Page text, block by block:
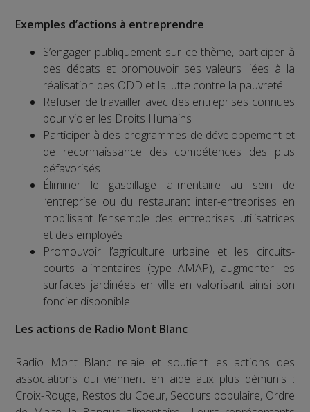
Exemples d’actions à entreprendre
S’engager publiquement sur ce thème, participer à
des débats et promouvoir ses valeurs liées à la
réalisation des ODD et la lutte contre la pauvreté
Refuser de travailler avec des entreprises connues
pour violer les Droits Humains
Participer à des programmes de développement et
de reconnaissance des compétences des plus
défavorisés
Éliminer le gaspillage alimentaire au sein de
l’entreprise ou du restaurant inter-entreprises en
mobilisant l’ensemble des entreprises utilisatrices
et des employés
Promouvoir l’agriculture urbaine et les circuits-
courts alimentaires (type AMAP), augmenter les
surfaces jardinées en ville en valorisant ainsi son
foncier disponible
Les actions de Radio Mont Blanc
Radio Mont Blanc relaie et soutient les actions des
associations qui viennent en aide aux plus démunis :
Croix-Rouge, Restos du Coeur, Secours populaire, Ordre